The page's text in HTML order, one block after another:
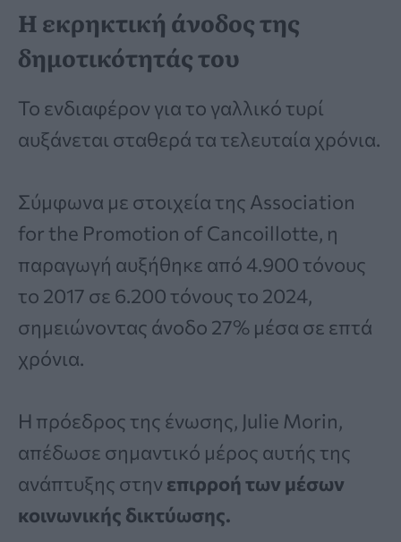
Η εκρηκτική άνοδος της
δημοτικότητάς του
Το ενδιαφέρον για το γαλλικό τυρί
αυξάνεται σταθερά τα τελευταία χρόνια.
Σύμφωνα με στοιχεία της Association
for the Promotion of Cancoillotte, η
παραγωγή αυξήθηκε από 4.900 τόνους
το 2017 σε 6.200 τόνους το 2024,
σημειώνοντας άνοδο 27% μέσα σε επτά
χρόνια.
Η πρόεδρος της ένωσης, Julie Morin,
απέδωσε σημαντικό μέρος αυτής της
ανάπτυξης στην επιρροή των μέσων
κοινωνικής δικτύωσης.